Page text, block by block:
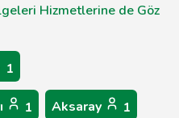
Hizmetlerine de Göz
1
1 Aksaray 1